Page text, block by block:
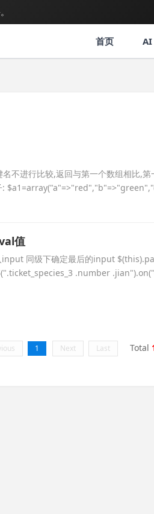
首页 AI
不进行比较,返回与第一个数组相比,第
值
input 同级下确定最后的input
.number
1 Next Last Total